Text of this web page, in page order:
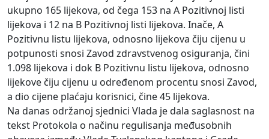
ukupno 165 lijekova, od čega 153 na A Pozitivnoj listi
lijekova i 12 na B Pozitivnoj listi lijekova. Inače, A
Pozitivnu listu lijekova, odnosno lijekova čiju cijenu u
potpunosti snosi Zavod zdravstvenog osiguranja, čini
1.098 lijekova i dok B Pozitivnu listu lijekova, odnosno
lijekove čiju cijenu u određenom procentu snosi Zavod,
a dio cijene plaćaju korisnici, čine 45 lijekova.
Na danas održanoj sjednici Vlada je dala saglasnost na
tekst Protokola o načinu regulisanja međusobnih